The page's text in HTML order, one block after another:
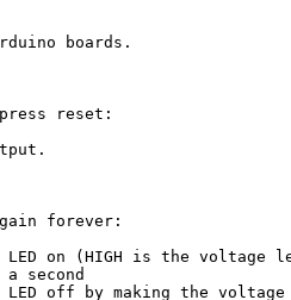
boards.
reset:
forever:
on (HIGH is the voltage
a second
off by making the voltage